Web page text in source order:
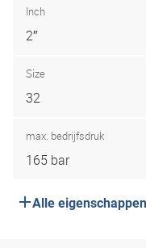
Inch
2″
Size
32
max. bedrijfsdruk
165 bar
Alle eigenschappen